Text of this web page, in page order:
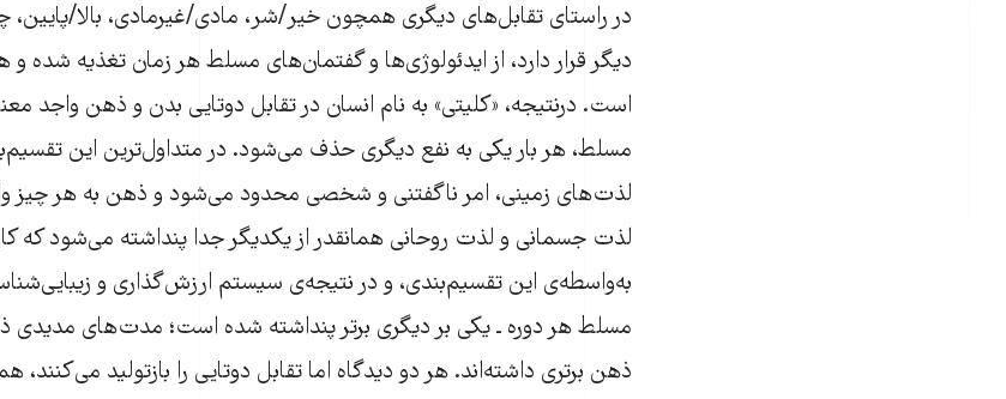
در راستای تقابل‌های دیگری همچون خیر/شر، مادی/غیرمادی، بالا/
دیگر قرار دارد، از ایدئولوژی‌ها و گفتمان‌های مسلط هر زمان تغذیه شده و
است. درنتیجه، «کلیتی» به نام انسان در تقابل دوتایی بدن و ذهن واجد
مسلط، هر بار یکی به نفع دیگری حذف می‌شود. در متداول‌ترین این
لذت‌های زمینی، امر ناگفتنی و شخصی محدود می‌شود و ذهن به هر چیز
لذت جسمانی و لذت روحانی همانقدر از یکدیگر جدا پنداشته می‌شود که
به‌واسطه‌ی این تقسیم‌بندی، و در نتیجه‌ی سیستم ارزش‌گذاری و زیبایی‌شناسی
مسلط هر دوره ـ یکی بر دیگری برتر پنداشته شده است؛ مدت‌های مدیدی
ذهن برتری داشته‌اند. هر دو دیدگاه اما تقابل دوتایی را بازتولید